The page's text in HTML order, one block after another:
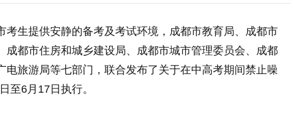
考生提供安静的备考及考试环境，成都市教育局、成都市
成都市住房和城乡建设局、成都市城市管理委员会、成都
电旅游局等七部门，联合发布了关于在中高考期间禁止噪
至6月17日执行。